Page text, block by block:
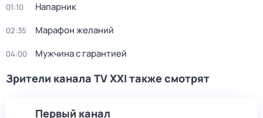
01:10 Напарник
02:35 Марафон желаний
04:00 Мужчина с гарантией
Зрители канала TV XXI также смотрят
Первый канал